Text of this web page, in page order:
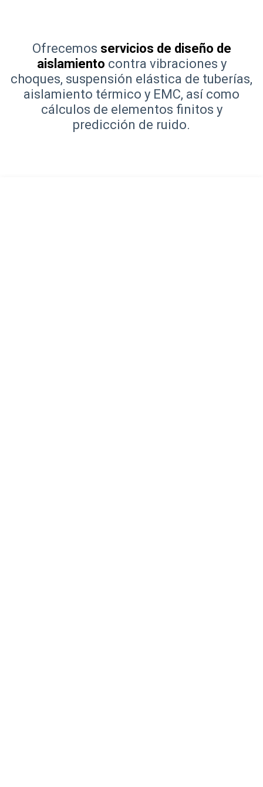
Ofrecemos servicios de diseño de
aislamiento contra vibraciones y
choques, suspensión elástica de tuberías,
aislamiento térmico y EMC, así como
cálculos de elementos finitos y
predicción de ruido.